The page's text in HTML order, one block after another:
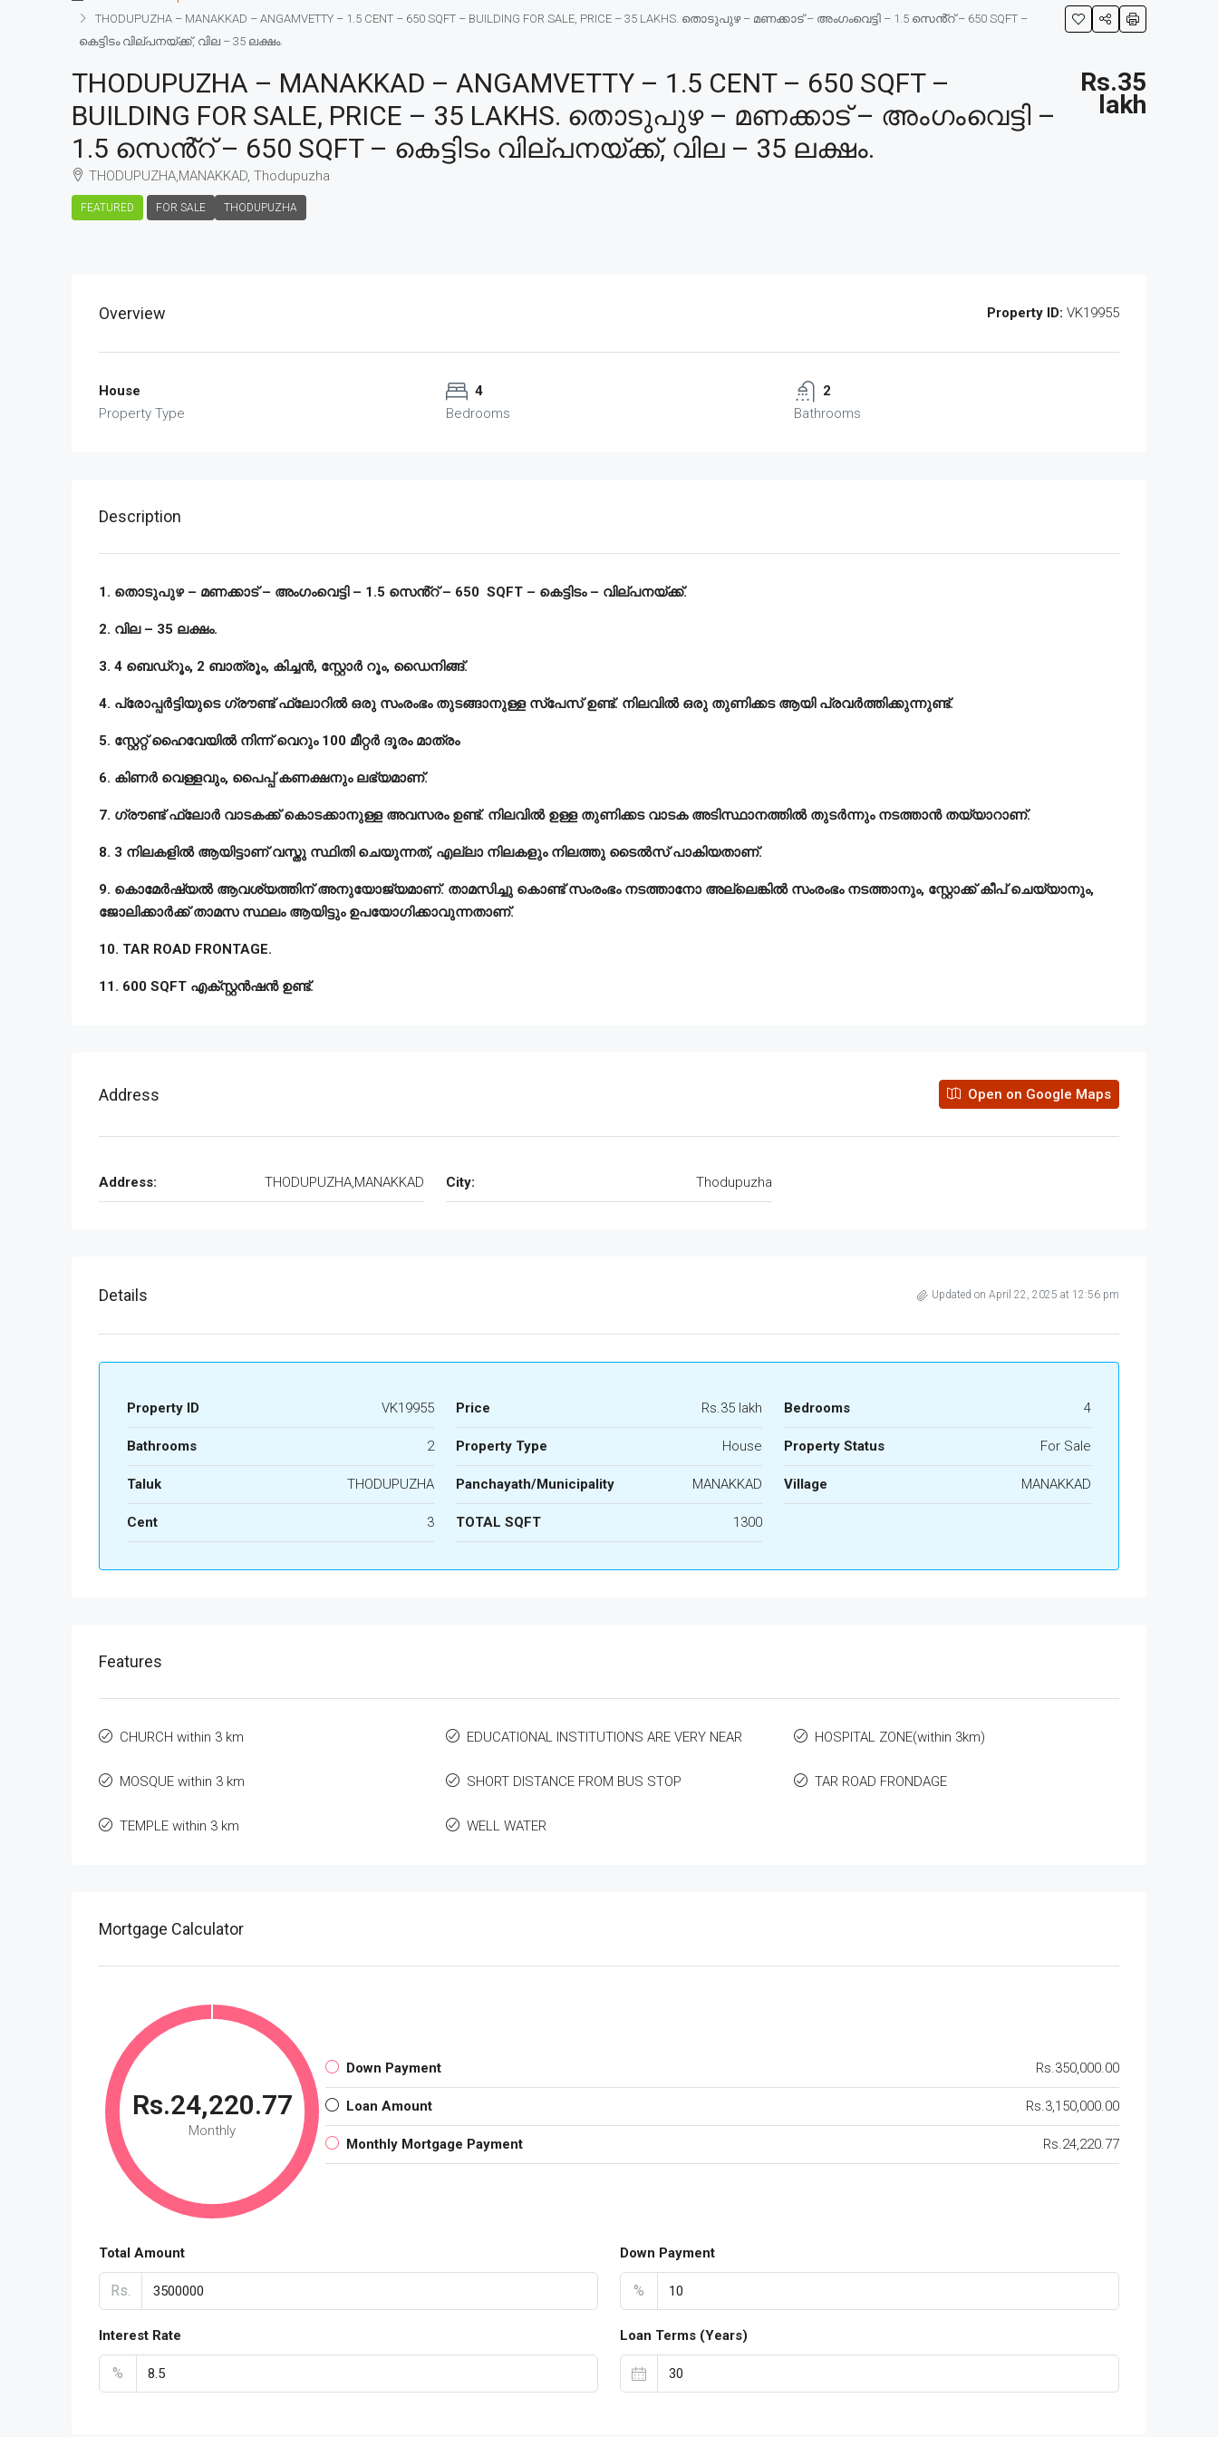
THODUPUZHA – MANAKKAD – ANGAMVETTY – 1.5 CENT – 650 SQFT – BUILDING FOR SALE, PRICE – 35 LAKHS. തൊടുപുഴ – മണക്കാട് – അംഗംവെട്ടി – 1.5 സെൻ്റ് – 650 SQFT –
കെട്ടിടം വില്പനയ്ക്ക്, വില – 35 ലക്ഷം.
THODUPUZHA – MANAKKAD – ANGAMVETTY – 1.5 CENT – 650 SQFT –
BUILDING FOR SALE, PRICE – 35 LAKHS. തൊടുപുഴ – മണക്കാട് – അംഗംവെട്ടി –
1.5 സെൻ്റ് – 650 SQFT – കെട്ടിടം വില്പനയ്ക്ക്, വില – 35 ലക്ഷം.
THODUPUZHA,MANAKKAD, Thodupuzha
FEATURED FOR SALE THODUPUZHA
Rs.35
lakh
Overview Property ID: VK19955
House
Property Type
4
Bedrooms
2
Bathrooms
Description
1. തൊടുപുഴ – മണക്കാട് – അംഗംവെട്ടി – 1.5 സെൻ്റ് – 650 SQFT – കെട്ടിടം – വില്പനയ്ക്ക്.
2. വില – 35 ലക്ഷം.
3. 4 ബെഡ്റൂം, 2 ബാത്രൂം, കിച്ചൻ, സ്റ്റോർ റൂം, ഡൈനിങ്ങ്.
4. പ്രോപ്പർട്ടിയുടെ ഗ്രൗണ്ട് ഫ്ലോറിൽ ഒരു സംരംഭം തുടങ്ങാനുള്ള സ്പേസ് ഉണ്ട്. നിലവിൽ ഒരു തുണിക്കട ആയി പ്രവർത്തിക്കുന്നുണ്ട്.
5. സ്റ്റേറ്റ് ഹൈവേയിൽ നിന്ന് വെറും 100 മീറ്റർ ദൂരം മാത്രം
6. കിണർ വെള്ളവും, പൈപ്പ് കണക്ഷനും ലഭ്യമാണ്.
7. ഗ്രൗണ്ട് ഫ്ലോർ വാടകക്ക് കൊടക്കാനുള്ള അവസരം ഉണ്ട്. നിലവിൽ ഉള്ള തുണിക്കട വാടക അടിസ്ഥാനത്തിൽ തുടർന്നും നടത്താൻ തയ്യാറാണ്.
8. 3 നിലകളിൽ ആയിട്ടാണ് വസ്തു സ്ഥിതി ചെയുന്നത്, എല്ലാ നിലകളും നിലത്തു ടൈൽസ് പാകിയതാണ്.
9. കൊമേർഷ്യൽ ആവശ്യത്തിന് അനുയോജ്യമാണ്. താമസിച്ചു കൊണ്ട് സംരംഭം നടത്താനോ അല്ലെങ്കിൽ സംരംഭം നടത്താനും, സ്റ്റോക്ക് കീപ് ചെയ്യാനും,
ജോലിക്കാർക്ക് താമസ സ്ഥലം ആയിട്ടും ഉപയോഗിക്കാവുന്നതാണ്.
10. TAR ROAD FRONTAGE.
11. 600 SQFT എക്സ്റ്റൻഷൻ ഉണ്ട്.
Address Open on Google Maps
Address: THODUPUZHA,MANAKKAD City: Thodupuzha
Details Updated on April 22, 2025 at 12:56 pm
Property ID VK19955 Price Rs.35 lakh Bedrooms 4
Bathrooms 2 Property Type House Property Status For Sale
Taluk THODUPUZHA Panchayath/Municipality MANAKKAD Village MANAKKAD
Cent 3 TOTAL SQFT 1300
Features
CHURCH within 3 km EDUCATIONAL INSTITUTIONS ARE VERY NEAR HOSPITAL ZONE(within 3km)
MOSQUE within 3 km SHORT DISTANCE FROM BUS STOP TAR ROAD FRONDAGE
TEMPLE within 3 km WELL WATER
Mortgage Calculator
Rs.24,220.77
Monthly
Down Payment Rs.350,000.00
Loan Amount Rs.3,150,000.00
Monthly Mortgage Payment Rs.24,220.77
Total Amount
Rs.
Down Payment
%
Interest Rate
%
Loan Terms (Years)